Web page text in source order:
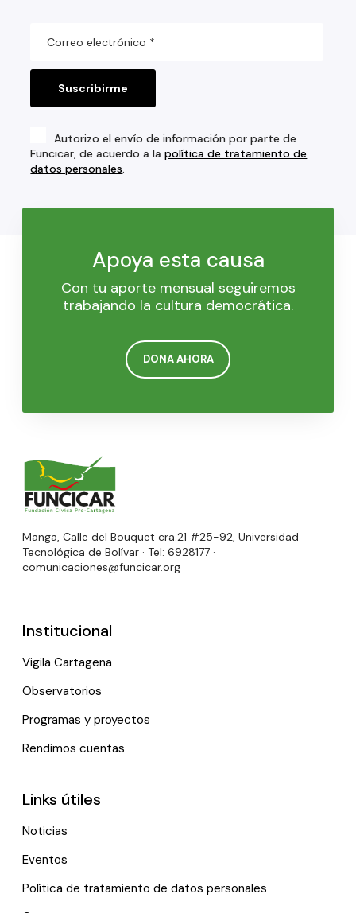
Autorizo el envío de información por parte de
Funcicar, de acuerdo a lapolítica de tratamiento de
datos personales
Apoya esta causa
Con tu aporte mensual seguiremos
trabajando la cultura democrática.
DONA AHORA
Manga, Calle del Bouquet cra.21 #25-92, Universidad
Tecnológica de Bolívar · Tel: 6928177 ·
comunicaciones@funcicar.org
Institucional
Vigila Cartagena
Observatorios
Programas y proyectos
Rendimos cuentas
Links útiles
Noticias
Eventos
Política de tratamiento de datos personales